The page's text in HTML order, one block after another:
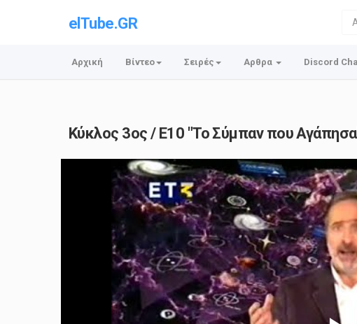
elTube.GR
Αρχική Βίντεο Σειρές Αρθρα Discord
Κύκλος 3ος / Ε10 "Το Σύμπαν που